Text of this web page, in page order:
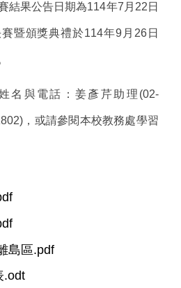
結果公告日期為114年7月22日
暨頒獎典禮於114年9月26日
名與電話：姜彥芹助理(02-
，或請參閱本校教務處學習
島區.pdf
.odt